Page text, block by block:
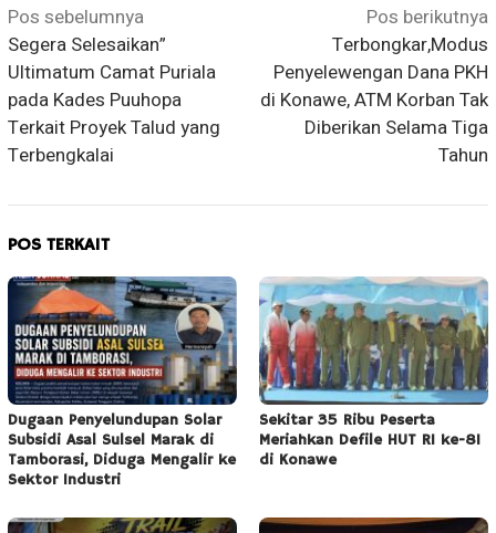
Navigasi
pos
Pos sebelumnya
Segera Selesaikan”
Ultimatum Camat Puriala
pada Kades Puuhopa
Terkait Proyek Talud yang
Terbengkalai
Pos berikutnya
Terbongkar,Modus
Penyelewengan Dana PKH
di Konawe, ATM Korban Tak
Diberikan Selama Tiga
Tahun
POS TERKAIT
Dugaan Penyelundupan Solar
Subsidi Asal Sulsel Marak di
Tamborasi, Diduga Mengalir ke
Sektor Industri
Sekitar 35 Ribu Peserta
Meriahkan Defile HUT RI ke-81
di Konawe